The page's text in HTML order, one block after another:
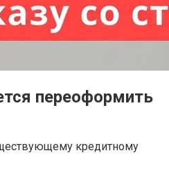
переоформить
кредитному